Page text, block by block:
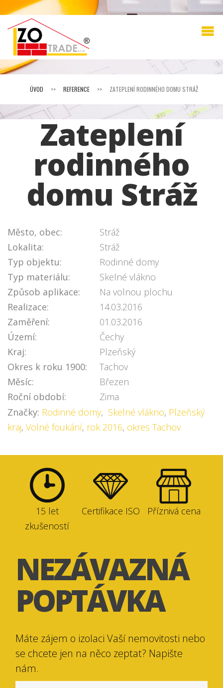
ÚVOD >> REFERENCE >> ZATEPLENÍ RODINNÉHO DOMU STRÁŽ
Zateplení
rodinného
domu Stráž
Město, obec:
Stráž
Lokalita:
Stráž
Typ objektu:
Rodinné domy
Typ materiálu:
Skelné vlákno
Způsob aplikace:
Na volnou plochu
Realizace:
14.03.2016
Zaměření:
01.03.2016
Území:
Čechy
Kraj:
Plzeňský
Okres k roku 1900:
Tachov
Měsíc:
Březen
Roční období:
Zima
Značky: Rodinné domy, Skelné vlákno, Plzeňský
kraj, Volné foukání, rok 2016, okres Tachov
15 let
zkušeností
Certifikace ISO Příznivá cena
NEZÁVAZNÁ
POPTÁVKA
Máte zájem o izolaci Vaší nemovitosti nebo
se chcete jen na něco zeptat? Napište
nám.